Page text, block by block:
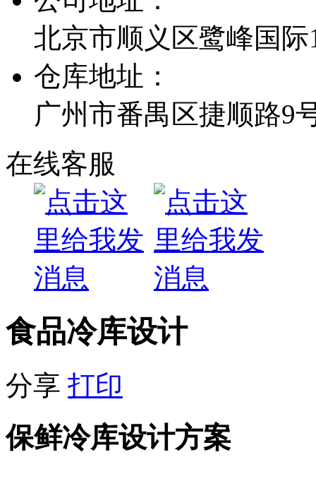
北京市顺义区鹭峰国际
仓库地址：
广州市番禺区捷顺路9
在线客服
食品冷库设计
分享 打印
保鲜冷库设计方案